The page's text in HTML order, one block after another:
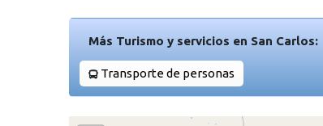
Más Turismo y servicios en San Carlos:
Transporte de personas